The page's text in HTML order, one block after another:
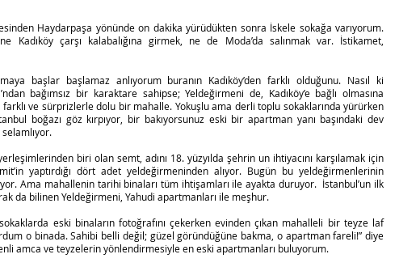
Haydarpaşa yönünde on dakika yürüdükten sonra İskele sokağa varıyorum.
Kadıköy çarşı kalabalığına girmek, ne de Moda’da salınmak var. İstikamet,
başlar başlamaz anlıyorum buranın Kadıköy’den farklı olduğunu. Nasıl ki
bağımsız bir karaktare sahipse; Yeldeğirmeni de, Kadıköy’e bağlı olmasına
ve sürprizlerle dolu bir mahalle. Yokuşlu ama derli toplu sokaklarında yürürken
boğazı göz kırpıyor, bir bakıyorsunuz eski bir apartman yanı başındaki dev
biri olan semt, adını 18. yüzyılda şehrin un ihtiyacını karşılamak için
yaptırdığı dört adet yeldeğirmeninden alıyor. Bugün bu yeldeğirmenlerinin
Ama mahallenin tarihi binaları tüm ihtişamları ile ayakta duruyor. İstanbul’un ilk
da bilinen Yeldeğirmeni, Yahudi apartmanları ile meşhur.
eski binaların fotoğrafını çekerken evinden çıkan mahalleli bir teyze laf
o binada. Sahibi belli değil; güzel göründüğüne bakma, o apartman fareli!” diye
amca ve teyzelerin yönlendirmesiyle en eski apartmanları buluyorum.